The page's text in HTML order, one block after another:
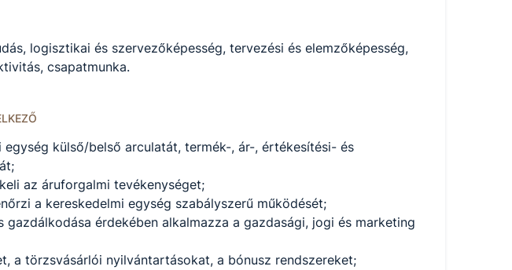
logisztikai és szervezőképesség, tervezési és elemzőképesség,
csapatmunka.
egység külső/belső arculatát, termék-, ár-, értékesítési- és
az áruforgalmi tevékenységet;
a kereskedelmi egység szabályszerű működését;
gazdálkodása érdekében alkalmazza a gazdasági, jogi és marketing
a törzsvásárlói nyilvántartásokat, a bónusz rendszereket;